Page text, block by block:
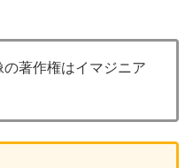
著作権はイマジニア